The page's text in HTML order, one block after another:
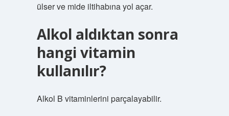
ülser ve mide iltihabına yol açar.
Alkol aldıktan sonra
hangi vitamin
kullanılır?
Alkol B vitaminlerini parçalayabilir.